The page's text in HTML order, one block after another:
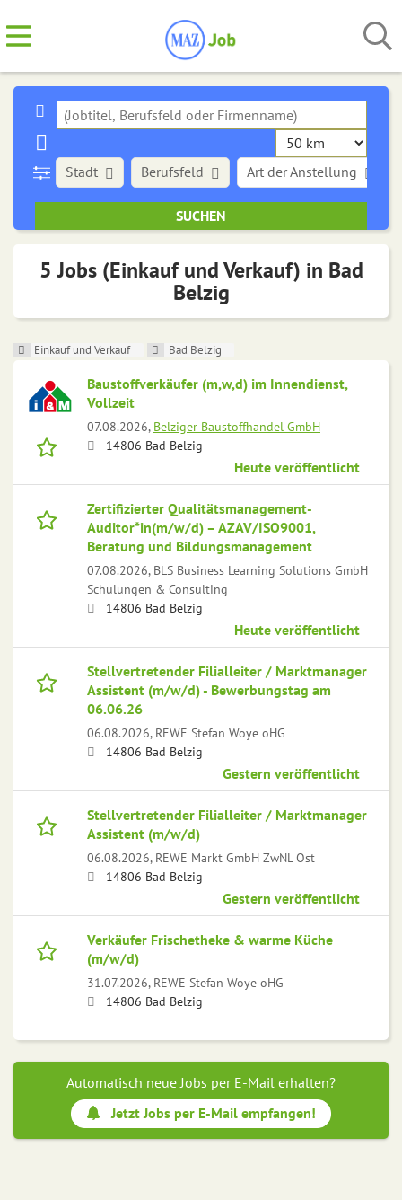
Stadt Art der Anstellung
Berufsfeld
5 Jobs (Einkauf und Verkauf) in Bad
Belzig
Einkauf und Verkauf Bad Belzig
Baustoffverkäufer (m,w,d) im Innendienst,
Vollzeit
07.08.2026, Belziger Baustoffhandel GmbH
14806 Bad Belzig
Heute veröffentlicht
Zertifizierter Qualitätsmanagement-
Auditor*in(m/w/d) – AZAV/ISO9001,
Beratung und Bildungsmanagement
07.08.2026, BLS Business Learning Solutions GmbH
Schulungen & Consulting
14806 Bad Belzig
Heute veröffentlicht
Stellvertretender Filialleiter / Marktmanager
Assistent (m/w/d) - Bewerbungstag am
06.06.26
06.08.2026, REWE Stefan Woye oHG
14806 Bad Belzig
Gestern veröffentlicht
Stellvertretender Filialleiter / Marktmanager
Assistent (m/w/d)
06.08.2026, REWE Markt GmbH ZwNL Ost
14806 Bad Belzig
Gestern veröffentlicht
Verkäufer Frischetheke & warme Küche
(m/w/d)
31.07.2026, REWE Stefan Woye oHG
14806 Bad Belzig
Automatisch neue Jobs per E-Mail erhalten?
Jetzt Jobs per E-Mail empfangen!